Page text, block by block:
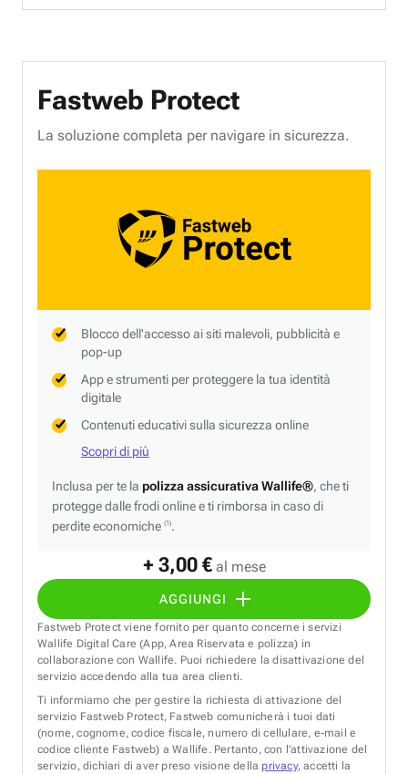
Fastweb Protect
+ 3,00 € al mese
AGGIUNGI
La soluzione completa per navigare in sicurezza.
Blocco dell'accesso ai siti malevoli, pubblicità e
pop-up
App e strumenti per proteggere la tua identità
digitale
Contenuti educativi sulla sicurezza online
Scopri di più
Inclusa per te la polizza assicurativa Wallife®, che ti
protegge dalle frodi online e ti rimborsa in caso di
perdite economiche (1).
Fastweb Protect viene fornito per quanto concerne i servizi
Wallife Digital Care (App, Area Riservata e polizza) in
collaborazione con Wallife. Puoi richiedere la disattivazione del
servizio accedendo alla tua area clienti.
Ti informiamo che per gestire la richiesta di attivazione del
servizio Fastweb Protect, Fastweb comunicherà i tuoi dati
(nome, cognome, codice fiscale, numero di cellulare, e-mail e
codice cliente Fastweb) a Wallife. Pertanto, con l’attivazione del
servizio, dichiari di aver preso visione della privacy, accetti la